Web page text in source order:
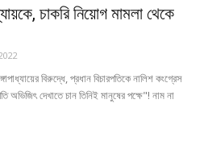
চাকরি নিয়োগ মামলা থেকে
বিরুদ্ধে, প্রধান বিচারপতিকে নালিশ কংগ্রেস
দেখাতে চান তিনিই মানুষের পক্ষে"! নাম না